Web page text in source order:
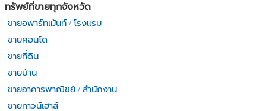
ทรัพย์ที่ขายทุกจังหวัด
ขายอพาร์ทเม้นท์ / โรงแรม
ขายคอนโด
ขายที่ดิน
ขายบ้าน
ขายอาคารพาณิชย์ / สำนักงาน
ขายทาวน์เฮาส์